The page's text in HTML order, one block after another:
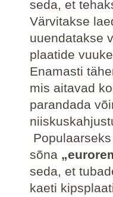
seda, et
Värvitakse
uuendatakse
plaatide
Enamasti
mis aitavad
parandada
sõna
seda, et
kaeti